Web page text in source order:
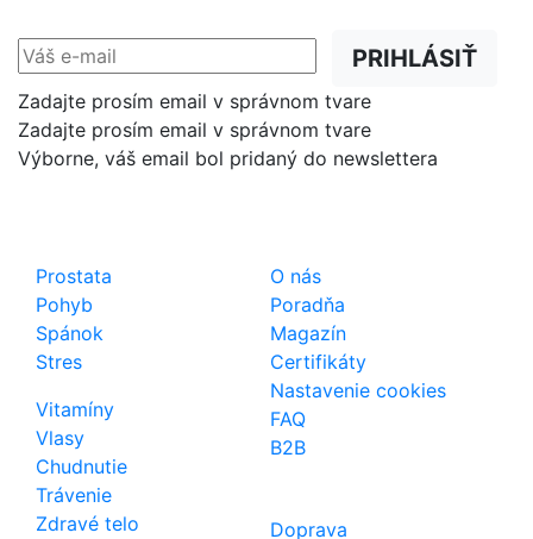
PRIHLÁSIŤ
Zadajte prosím email v správnom tvare
Zadajte prosím email v správnom tvare
Výborne, váš email bol pridaný do newslettera
Prostata
Pohyb
Spánok
Stres
Vitamíny
Vlasy
Chudnutie
Trávenie
Zdravé telo
O nás
Poradňa
Magazín
Certifikáty
Nastavenie cookies
FAQ
B2B
Doprava